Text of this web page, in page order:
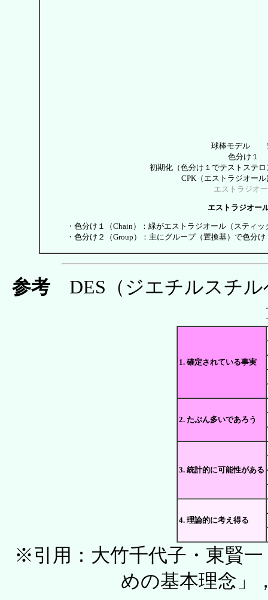
球棒モデル
色分け１
初期化（色分け１でテストステ
CPK（エストラジオー
エストラジオ
エストラジオー
・色分け１（Chain）：緑がエストラジオール（スティ
・色分け２（Group）：主にグループ（置換基）で色分け
参考 DES（ジエチルスチル
1. 確定されている事実
2. たぶん多いであろう
3. 統計的に可能性がある
4. 理論的に考え得る
※引用：大竹千代子・東賢
めの基本理念」